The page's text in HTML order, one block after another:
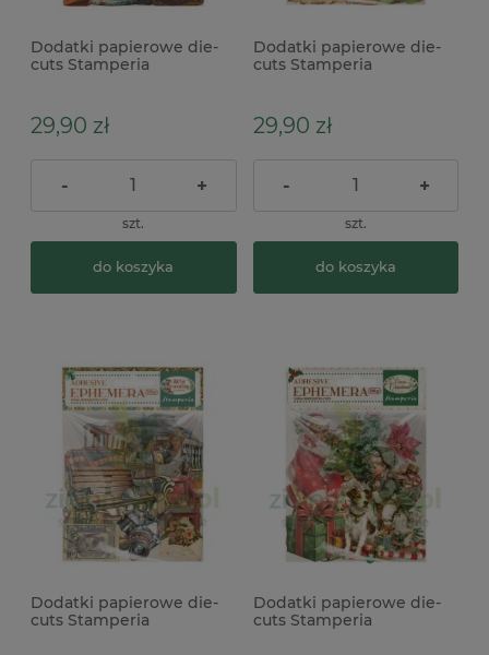
Dodatki papierowe die-
cuts Stamperia
samoprzylepne
29,90 zł
- +
szt.
do koszyka
Dodatki papierowe die-
cuts Stamperia
29,90 zł
- +
szt.
do koszyka
Dodatki papierowe die-
cuts Stamperia
Dodatki papierowe die-
cuts Stamperia